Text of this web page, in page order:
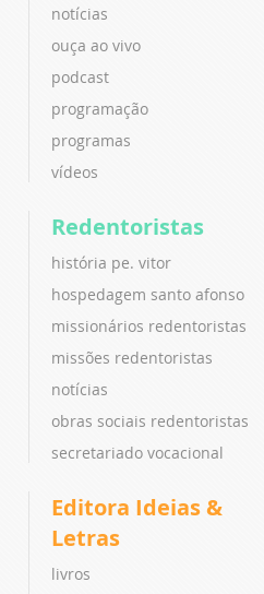
notícias
ouça ao vivo
podcast
programação
programas
vídeos
Redentoristas
história pe. vitor
hospedagem santo afonso
missionários redentoristas
missões redentoristas
notícias
obras sociais redentoristas
secretariado vocacional
Editora Ideias &
Letras
livros